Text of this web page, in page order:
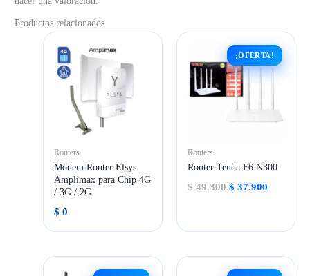
Productos relacionados
Routers
Modem Router Elsys
Amplimax para Chip 4G
/ 3G / 2G
$ 0
¡OFERTA!
¡OFERTA!
Routers
Router Tenda F6 N300
$49.300 El
$ 37.900El